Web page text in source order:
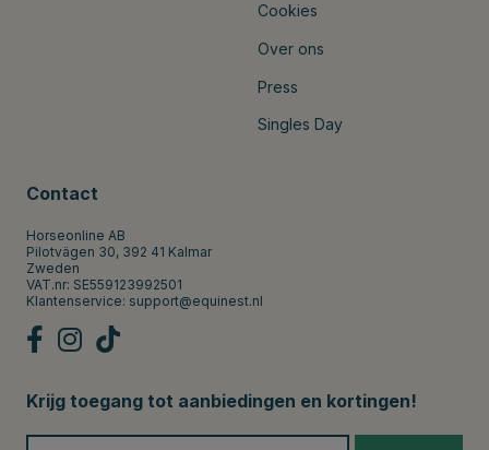
Cookies
Over ons
Press
Singles Day
Contact
Horseonline AB
Pilotvägen 30, 392 41 Kalmar
Zweden
VAT.nr: SE559123992501
Klantenservice: support@equinest.nl
Krijg toegang tot aanbiedingen en kortingen!